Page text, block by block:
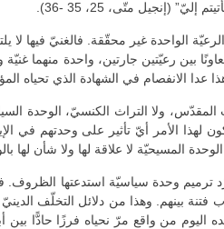
(إنجيل متّى، 25، 35 -36).
غير محقّقة. فالغنيّ فيها لا
بين رعيّتين جارتين، واحدة منهما
الانفصام في الشهادة الذي تحياه
ولا التراث الكنسيّ، الوحدة
لهذا الأمر أيّ تأثير على وحدتهم في
المسيحيّة لا علاقة لها ولا شأن لها
ترميم وحدة سياسيّة استدعتها
بينهم. وهذا من دلائل التخلّف
من واقع مرّ نحياه فرزًا حادًّا